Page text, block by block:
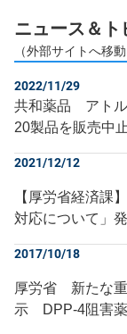
ニュース＆ト
（外部サイトへ移動
2022/11/29
共和薬品 アトル
20製品を販売中
2021/12/12
【厚労省経済課
対応について」
2017/10/18
厚労省 新たな重
示 DPP-4阻害薬